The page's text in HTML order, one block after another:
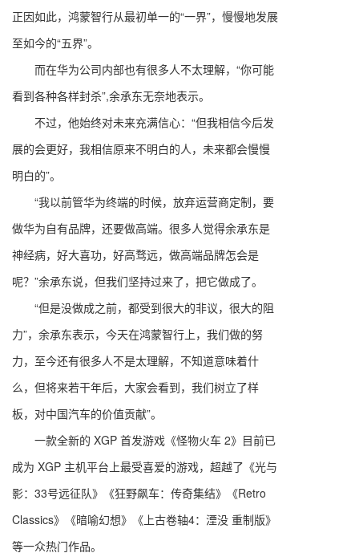
正因如此，鸿蒙智行从最初单一的“一界”，慢慢地发展
至如今的“五界”。
而在华为公司内部也有很多人不太理解，“你可能
看到各种各样封杀”,余承东无奈地表示。
不过，他始终对未来充满信心：“但我相信今后发
展的会更好，我相信原来不明白的人，未来都会慢慢
明白的”。
“我以前管华为终端的时候，放弃运营商定制，要
做华为自有品牌，还要做高端。很多人觉得余承东是
神经病，好大喜功，好高骛远，做高端品牌怎会是
呢？”余承东说，但我们坚持过来了，把它做成了。
“但是没做成之前，都受到很大的非议，很大的阻
力”，余承东表示，今天在鸿蒙智行上，我们做的努
力，至今还有很多人不是太理解，不知道意味着什
么，但将来若干年后，大家会看到，我们树立了样
板，对中国汽车的价值贡献”。
一款全新的 XGP 首发游戏《怪物火车 2》目前已
成为 XGP 主机平台上最受喜爱的游戏，超越了《光与
影：33号远征队》《狂野飙车：传奇集结》《Retro
Classics》《暗喻幻想》《上古卷轴4：湮没 重制版》
等一众热门作品。